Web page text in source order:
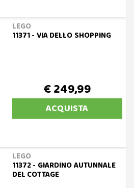
LEGO
11371 - VIA DELLO SHOPPING
€ 249,99
ACQUISTA
LEGO
11372 - GIARDINO AUTUNNALE
DEL COTTAGE